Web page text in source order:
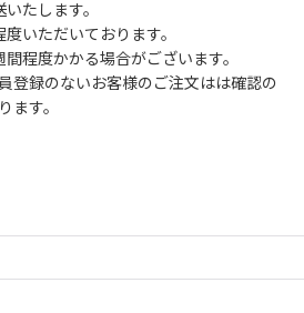
たします。
いただいております。
程度かかる場合がございます。
登録のないお客様のご注文はは確認の
ます。